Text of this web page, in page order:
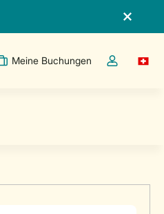
Meine Buchungen
Dropdown-